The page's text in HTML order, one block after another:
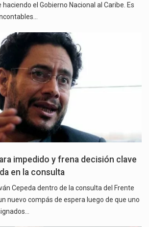
el Gobierno Nacional al Caribe. Es
impedido y frena decisión clave
en la consulta
Cepeda dentro de la consulta del Frente
nuevo compás de espera luego de que uno